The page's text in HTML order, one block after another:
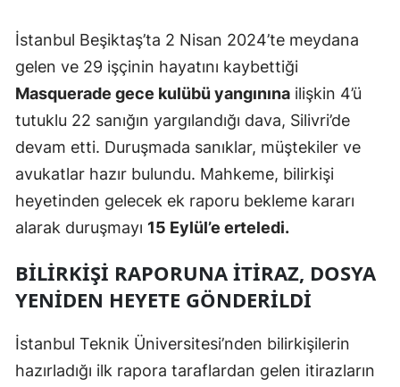
İstanbul Beşiktaş’ta 2 Nisan 2024’te meydana
gelen ve 29 işçinin hayatını kaybettiği
Masquerade gece kulübü yangınına ilişkin 4’ü
tutuklu 22 sanığın yargılandığı dava, Silivri’de
devam etti. Duruşmada sanıklar, müştekiler ve
avukatlar hazır bulundu. Mahkeme, bilirkişi
heyetinden gelecek ek raporu bekleme kararı
alarak duruşmayı 15 Eylül’e erteledi.
BILIRKIŞI RAPORUNA ITIRAZ, DOSYA
YENIDEN HEYETE GÖNDERILDI
İstanbul Teknik Üniversitesi’nden bilirkişilerin
hazırladığı ilk rapora taraflardan gelen itirazların